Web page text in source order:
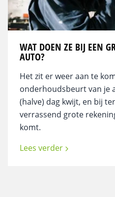
WAT DOEN ZE BIJ EEN
AUTO?
Het zit er weer aan te
onderhoudsbeurt van je
(halve) dag kwijt, en bij
verrassend grote
komt.
Lees verder